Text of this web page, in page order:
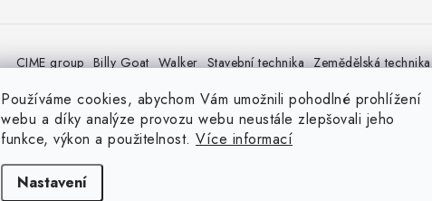
Používáme cookies, abychom Vám umožnili pohodlné prohlížení
webu a díky analýze provozu webu neustále zlepšovali jeho
funkce, výkon a použitelnost. Více informací
Nastavení
CIME group Billy Goat Walker Stavební technika Zemědělská technika
Copyright 2026CIME SHOP. Všechna práva vyhrazena.